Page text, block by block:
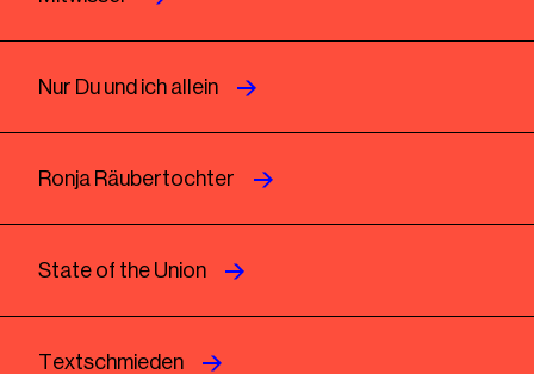
Nur Du und ich allein
Ronja Räubertochter
State of the Union
Textschmieden